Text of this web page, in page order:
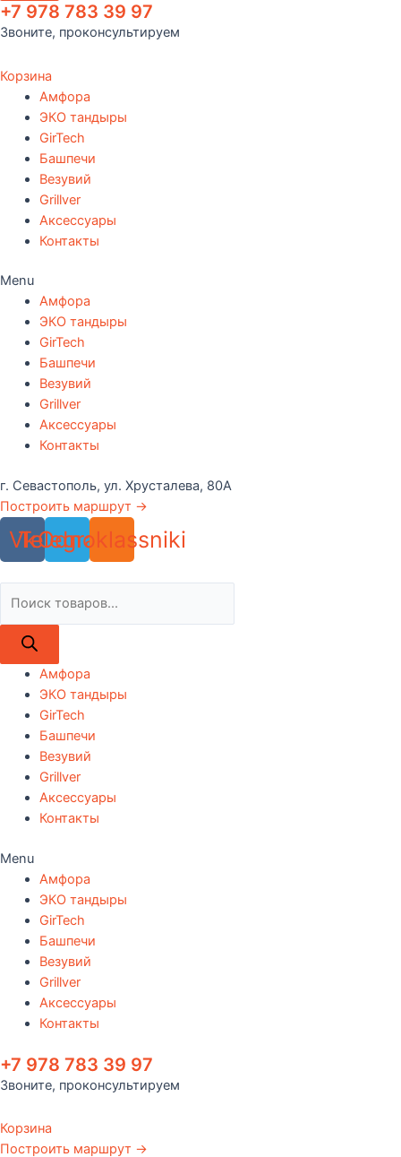
+7 978 783 39 97
Звоните, проконсультируем
Корзина
Амфора
ЭКО тандыры
GirTech
Башпечи
Везувий
Grillver
Аксессуары
Контакты
Menu
Амфора
ЭКО тандыры
GirTech
Башпечи
Везувий
Grillver
Аксессуары
Контакты
г. Севастополь, ул. Хрусталева, 80А
Построить маршрут →
Vk
Telegram
Odnoklassniki
товаров
Амфора
ЭКО тандыры
GirTech
Башпечи
Везувий
Grillver
Аксессуары
Контакты
Menu
Амфора
ЭКО тандыры
GirTech
Башпечи
Везувий
Grillver
Аксессуары
Контакты
+7 978 783 39 97
Звоните, проконсультируем
Корзина
Построить маршрут →